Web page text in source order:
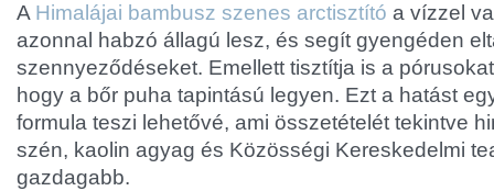
A Himalájai bambusz szenes arctisztító a vízzel
azonnal habzó állagú lesz, és segít gyengéden
szennyeződéseket. Emellett tisztítja is a
hogy a bőr puha tapintású legyen. Ezt a hatást
formula teszi lehetővé, ami összetételét tekintve
szén, kaolin agyag és Közösségi Kereskedelmi
gazdagabb.